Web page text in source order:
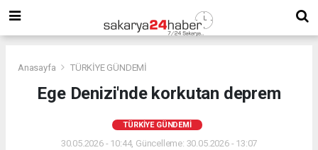
Anasayfa TÜRKİYE GÜNDEMİ
Ege Denizi'nde korkutan deprem
TÜRKİYE GÜNDEMİ
30.05.2026 - 10:44, Güncelleme: 30.05.2026 - 13:07